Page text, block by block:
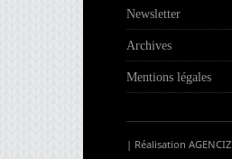
Newsletter
Archives
Mentions légales
| Réalisation AGENCIZ